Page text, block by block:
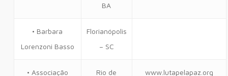
BA
• Barbara
Lorenzoni Basso
Florianópolis
– SC
• Associação
Rio de
www.lutapelapaz.org